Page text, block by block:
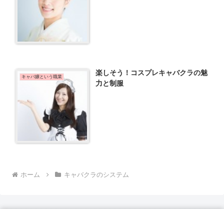
キャバ嬢という職業
楽しそう！コスプレキャバクラの魅
力と制服
ホーム キャバクラのシステム